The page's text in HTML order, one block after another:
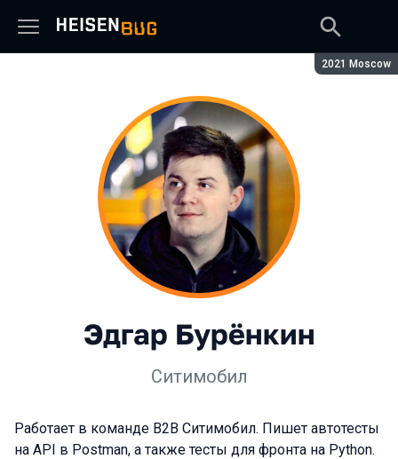
Сезон:
2021 Moscow
Эдгар Бурёнкин
Ситимобил
Работает в команде B2B Ситимобил. Пишет автотесты
на API в Postman, а также тесты для фронта на Python.